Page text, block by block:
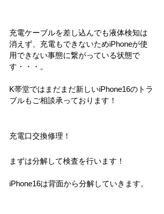
充電ケーブルを差し込んでも液体検知は
消えず、充電もできないためiPhoneが使
用できない事態に繋がっている状態で
す・・・。
K帯堂ではまだまだ新しいiPhone16のトラ
ブルもご相談承っております！
充電口交換修理！
まずは分解して検査を行います！
iPhone16は背面から分解していきます。